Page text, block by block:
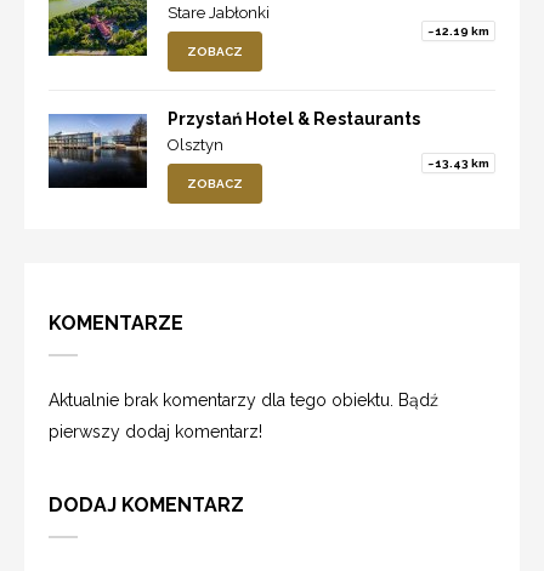
Stare Jabłonki
~12.19 km
ZOBACZ
Przystań Hotel & Restaurants
Olsztyn
~13.43 km
ZOBACZ
KOMENTARZE
Aktualnie brak komentarzy dla tego obiektu. Bądź
pierwszy dodaj komentarz!
DODAJ KOMENTARZ